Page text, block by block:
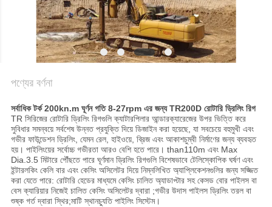
গোপনীয়তা
নীতি
পণ্যের বর্ণনা
সর্বাধিক টর্ক 200kn.m ঘূর্ণন গতি 8-27rpm এর জন্য TR200D রোটারি ড্রিলিং রিগ
TR সিরিজের রোটারি ড্রিলিং রিগগুলি ক্যাটারপিলার আন্ডারক্যারেজের উপর ভিত্তি করে
সুবিধার সমন্বয়ে সর্বশেষ উন্নত প্রযুক্তি দিয়ে ডিজাইন করা হয়েছে, যা সবচেয়ে বহুমুখী এবং
গভীর ফাউন্ডেশন ড্রিলিং, যেমন রেল, হাইওয়ে, ব্রিজ এবং আকাশচুম্বী নির্মাণের জন্য ব্যবহৃত
হয়। পাইলিংয়ের সর্বোচ্চ গভীরতা আরও বেশি হতে পারে। than110m এবং Max
Dia.3.5 মিটারে পৌঁছতে পারে ঘূর্ণমান ড্রিলিং রিগগুলি বিশেষভাবে টেলিস্কোপিক ঘর্ষণ এবং
ইন্টারলকিং কেলি বার এবং কেসিং অসিলেটর দিয়ে নিম্নলিখিত অ্যাপ্লিকেশনগুলির জন্য সজ্জিত
করা যেতে পারে: রোটারি হেডের মাধ্যমে কেসিং চালিত অ্যাডাপ্টার সহ কেসড বোর পাইলস বা
বেস ক্যারিয়ার নিজেই চালিত কেসিং অসিলেটর দ্বারা ;গভীর উদাস পাইলস ড্রিলিং তরল বা
শুষ্ক গর্ত দ্বারা স্থির;মাটি স্থানচ্যুতি পাইলিং সিস্টেম।